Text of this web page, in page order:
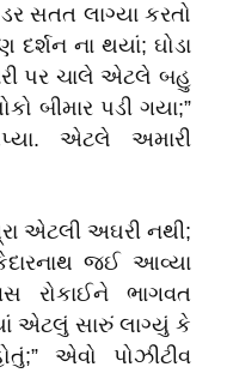
સતત લાગ્યા કરતો
ના થયાં; ઘોડા
પર ચાલે એટલે બહુ
બીમાર પડી ગયા;”
એટલે અમારી
એટલી અઘરી નથી;
જઈ આવ્યા
રોકાઈને ભાગવત
એટલું સારું લાગ્યું કે
એવો પોઝીટીવ